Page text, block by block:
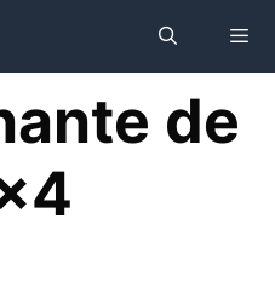
Menú
de